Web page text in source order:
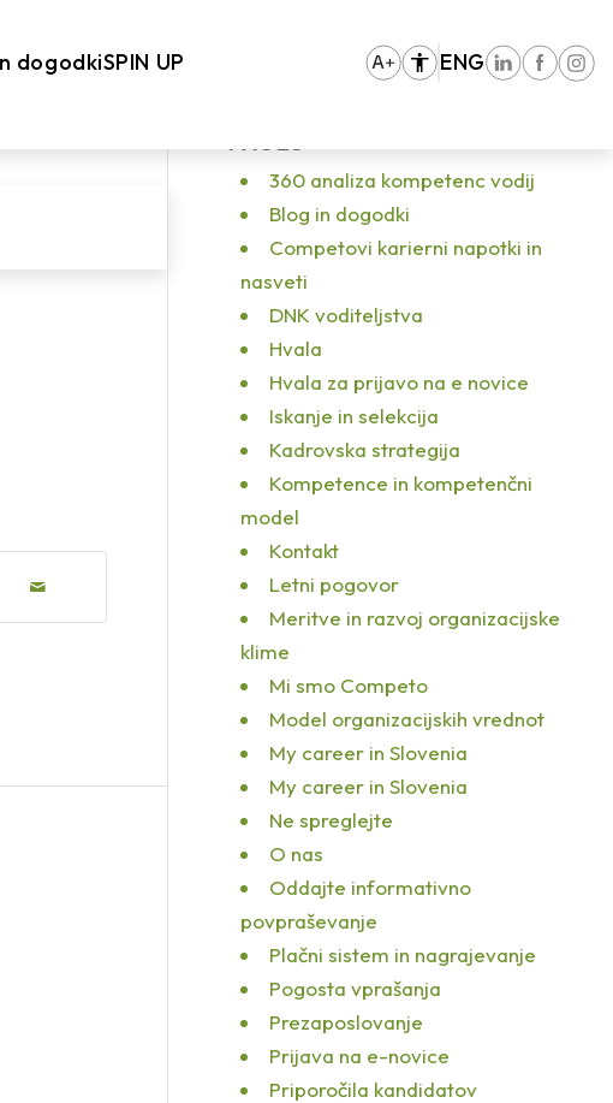
dogodkiSPIN UP ENG
PAGES
360 analiza kompetenc vodij
Blog in dogodki
Competovi karierni napotki in
nasveti
DNK voditeljstva
Hvala
Hvala za prijavo na e novice
Iskanje in selekcija
Kadrovska strategija
Kompetence in kompetenčni
model
Kontakt
Letni pogovor
Meritve in razvoj organizacijske
klime
Mi smo Competo
Model organizacijskih vrednot
My career in Slovenia
My career in Slovenia
Ne spreglejte
O nas
Oddajte informativno
povpraševanje
Plačni sistem in nagrajevanje
Pogosta vprašanja
Prezaposlovanje
Prijava na e-novice
Priporočila kandidatov